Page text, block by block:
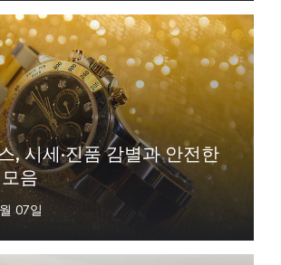
, 시세·진품 감별과 안전한
음
07일